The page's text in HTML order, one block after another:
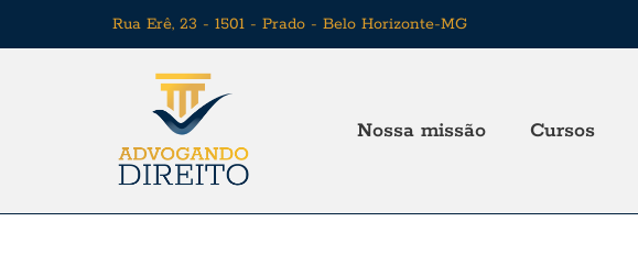
Rua Erê, 23 - 1501 - Prado - Belo Horizonte-MG
Nossa missão Cursos